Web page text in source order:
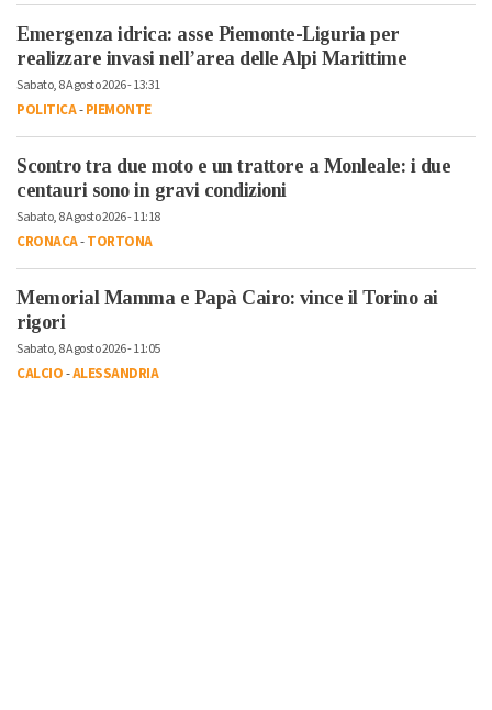
Emergenza idrica: asse Piemonte-Liguria per
realizzare invasi nell’area delle Alpi Marittime
Sabato, 8 Agosto 2026 - 13:31
POLITICA-PIEMONTE
Scontro tra due moto e un trattore a Monleale: i due
centauri sono in gravi condizioni
Sabato, 8 Agosto 2026 - 11:18
CRONACA-TORTONA
Memorial Mamma e Papà Cairo: vince il Torino ai
rigori
Sabato, 8 Agosto 2026 - 11:05
CALCIO-ALESSANDRIA